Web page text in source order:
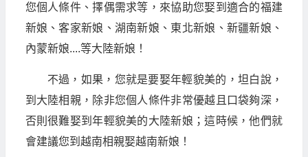
您個人條件、擇偶需求等，來協助您娶到適合的福建
新娘、客家新娘、湖南新娘、東北新娘、新疆新娘、
內蒙新娘....等大陸新娘！
不過，如果，您就是要娶年輕貌美的，坦白說，
到大陸相親，除非您個人條件非常優越且口袋夠深，
否則很難娶到年輕貌美的大陸新娘；這時候，他們就
會建議您到越南相親娶越南新娘！